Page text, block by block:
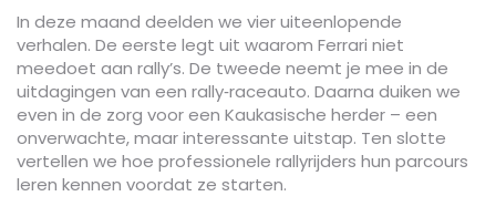
In deze maand deelden we vier uiteenlopende
verhalen. De eerste legt uit waarom Ferrari niet
meedoet aan rally’s. De tweede neemt je mee in de
uitdagingen van een rally‑raceauto. Daarna duiken we
even in de zorg voor een Kaukasische herder – een
onverwachte, maar interessante uitstap. Ten slotte
vertellen we hoe professionele rallyrijders hun parcours
leren kennen voordat ze starten.